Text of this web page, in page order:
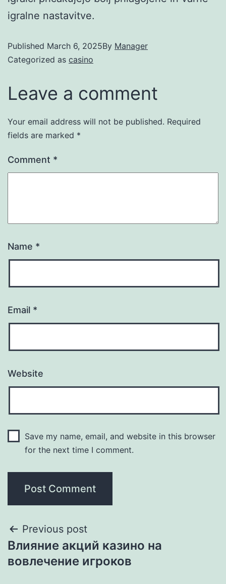
igralne nastavitve.
Published March 6, 2025By Manager
Categorized as casino
Leave a comment
Your email address will not be published. Required
fields are marked *
Comment *
Name *
Email *
Website
Save my name, email, and website in this browser
for the next time I comment.
Previous post
Влияние акций казино на
вовлечение игроков